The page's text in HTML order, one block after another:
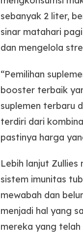
sebanyak 2 liter,
sinar matahari
dan mengelola
“Pemilihan
booster terbaik
suplemen terbaru
terdiri dari
pastinya harga
Lebih lanjut
sistem imunitas
mewabah dan
menjadi hal yang
mereka yang